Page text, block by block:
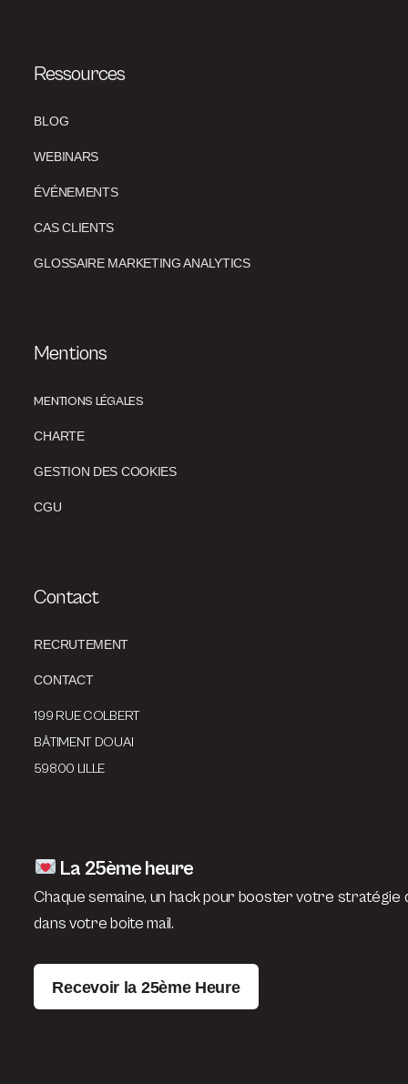
Ressources
BLOG
WEBINARS
ÉVÉNEMENTS
CAS CLIENTS
GLOSSAIRE MARKETING ANALYTICS
Mentions
MENTIONS LÉGALES
CHARTE
GESTION DES COOKIES
CGU
Contact
RECRUTEMENT
CONTACT
199 RUE COLBERT
BÂTIMENT DOUAI
59800 LILLE
La 25ème heure
Chaque semaine, un hack pour booster votre stratégie
dans votre boite mail.
Recevoir la 25ème Heure